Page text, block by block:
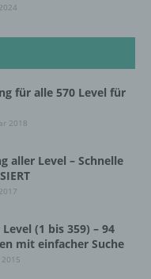
für alle 570 Level für
2018
aller Level – Schnelle
(1 bis 359) – 94
mit einfacher Suche
Einrichtung
oder juristische
oder andere
Daten